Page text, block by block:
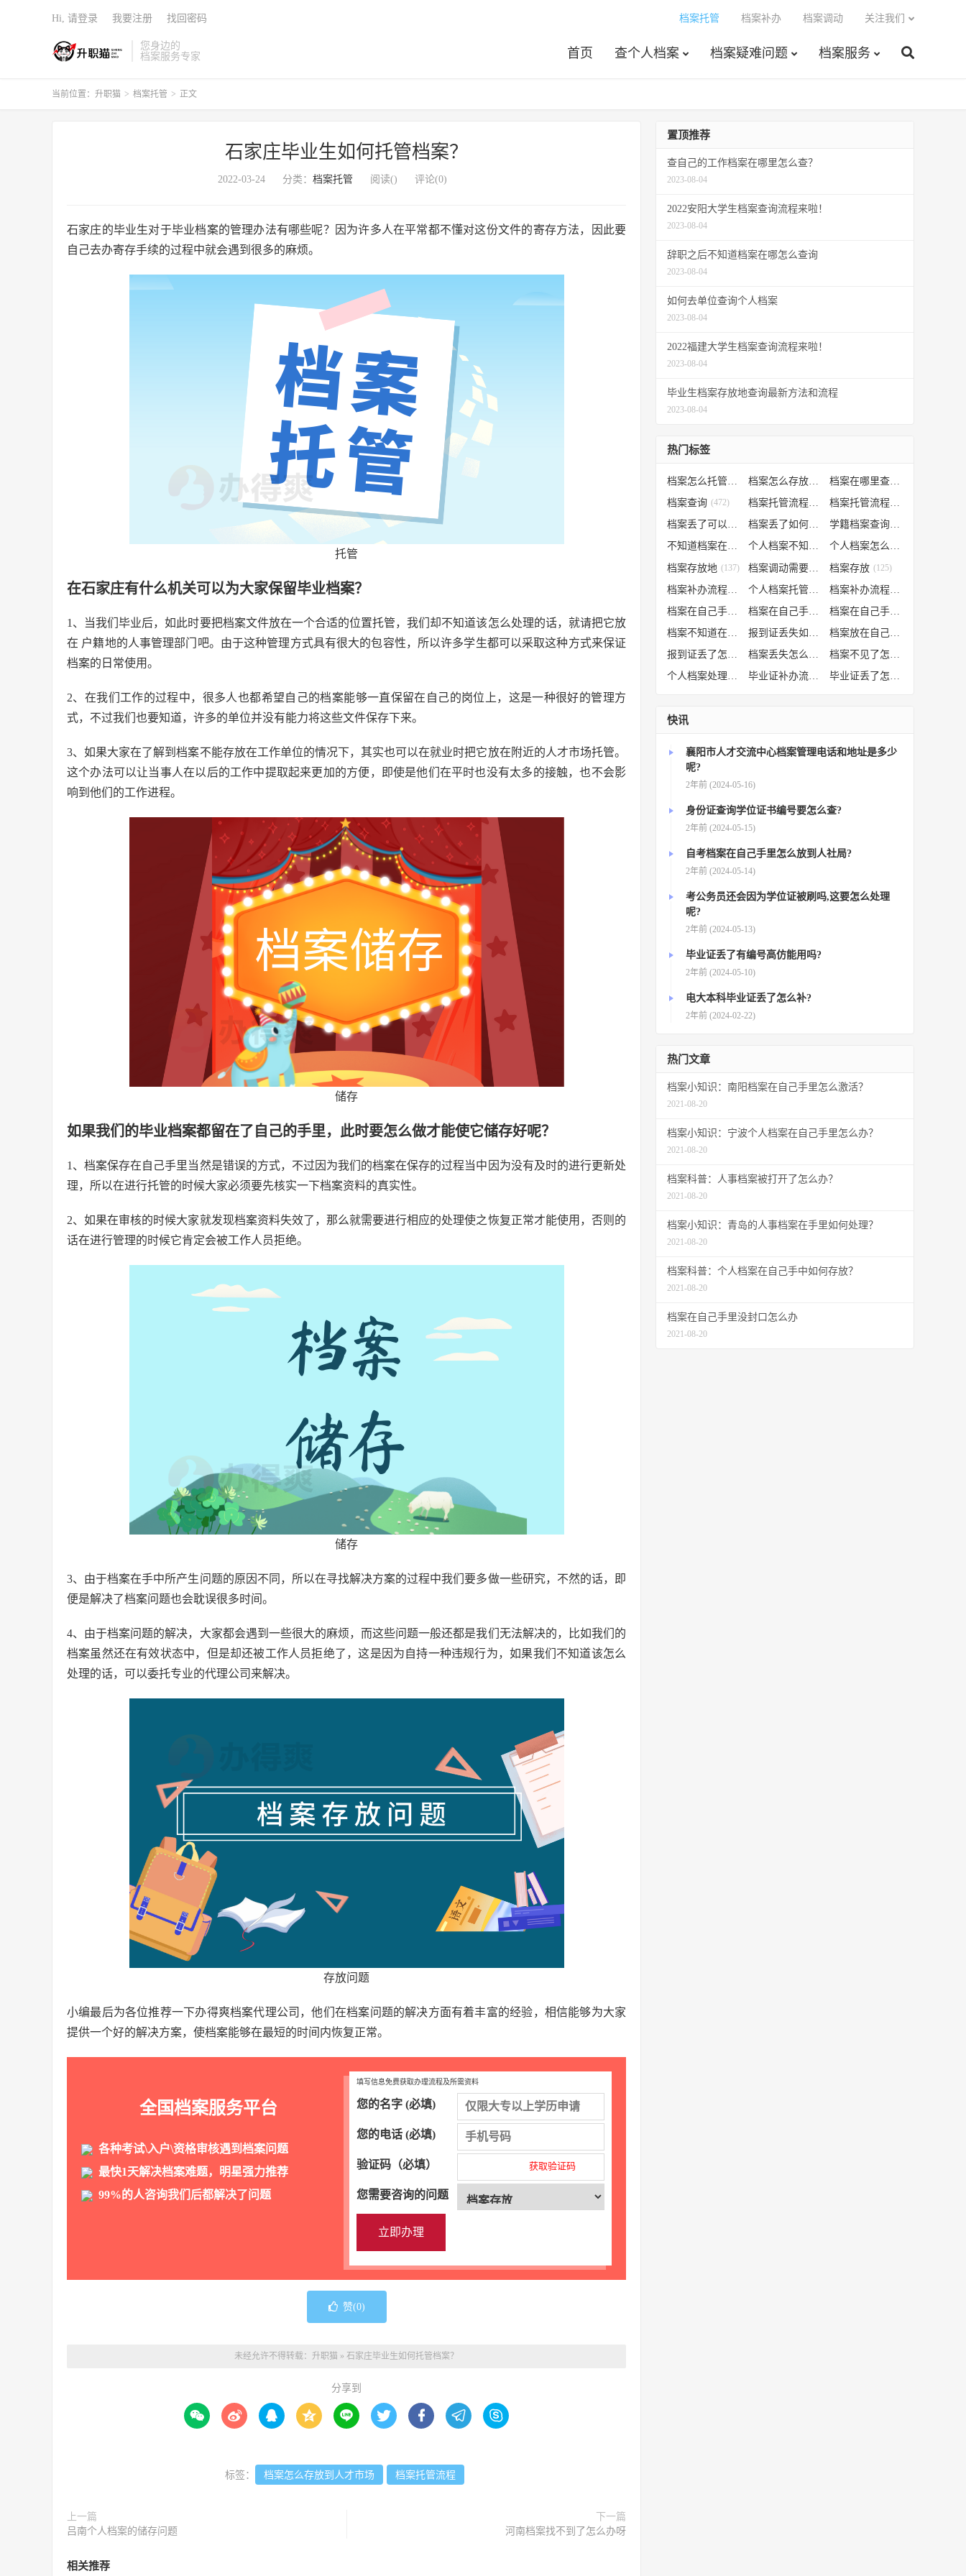
您身边的
档案服务专家
首页 查个人档案 档案疑难问题 档案服务
档案托管 档案补办 档案调动 关注我们
Hi, 请登录 我要注册 找回密码
当前位置： 升职猫 > 档案托管 > 正文
石家庄毕业生如何托管档案？
2022-03-24 分类： 档案托管 阅读() 评论(0)
石家庄的毕业生对于毕业档案的管理办法有哪些呢？因为许多人在平常都不懂对这份文件的寄存方法，因此要
自己去办寄存手续的过程中就会遇到很多的麻烦。
托管
在石家庄有什么机关可以为大家保留毕业档案？
1、当我们毕业后，如此时要把档案文件放在一个合适的位置托管，我们却不知道该怎么处理的话，就请把它放
在 户籍地的人事管理部门吧。由于这种管理方式具有很大的包容性，所以许多学生都可以采取这种方式来保证
档案的日常使用。
2、在我们工作的过程中，很多人也都希望自己的档案能够一直保留在自己的岗位上，这是一种很好的管理方
式，不过我们也要知道，许多的单位并没有能力将这些文件保存下来。
3、如果大家在了解到档案不能存放在工作单位的情况下，其实也可以在就业时把它放在附近的人才市场托管。
这个办法可以让当事人在以后的工作中提取起来更加的方便，即使是他们在平时也没有太多的接触，也不会影
响到他们的工作进程。
储存
如果我们的毕业档案都留在了自己的手里，此时要怎么做才能使它储存好呢？
1、档案保存在自己手里当然是错误的方式，不过因为我们的档案在保存的过程当中因为没有及时的进行更新处
理，所以在进行托管的时候大家必须要先核实一下档案资料的真实性。
2、如果在审核的时候大家就发现档案资料失效了，那么就需要进行相应的处理使之恢复正常才能使用，否则的
话在进行管理的时候它肯定会被工作人员拒绝。
储存
3、由于档案在手中所产生问题的原因不同，所以在寻找解决方案的过程中我们要多做一些研究，不然的话，即
便是解决了档案问题也会耽误很多时间。
4、由于档案问题的解决，大家都会遇到一些很大的麻烦，而这些问题一般还都是我们无法解决的，比如我们的
档案虽然还在有效状态中，但是却还被工作人员拒绝了，这是因为自持一种违规行为，如果我们不知道该怎么
处理的话，可以委托专业的代理公司来解决。
存放问题
小编最后为各位推荐一下办得爽档案代理公司，他们在档案问题的解决方面有着丰富的经验，相信能够为大家
提供一个好的解决方案，使档案能够在最短的时间内恢复正常。
全国档案服务平台
各种考试\入户\资格审核遇到档案问题
最快1天解决档案难题，明星强力推荐
99%的人咨询我们后都解决了问题
填写信息免费获取办理流程及所需资料
您的名字 (必填)
您的电话 (必填)
验证码（必填） 获取验证码
您需要咨询的问题
赞(0)
未经允许不得转载： 升职猫 » 石家庄毕业生如何托管档案？
分享到
        
标签： 档案怎么存放到人才市场 档案托管流程
上一篇
吕南个人档案的储存问题
下一篇
河南档案找不到了怎么办呀
相关推荐
置顶推荐
查自己的工作档案在哪里怎么查？
2023-08-04
2022安阳大学生档案查询流程来啦！
2023-08-04
辞职之后不知道档案在哪怎么查询
2023-08-04
如何去单位查询个人档案
2023-08-04
2022福建大学生档案查询流程来啦！
2023-08-04
毕业生档案存放地查询最新方法和流程
2023-08-04
热门标签
档案怎么托管(807) 档案怎么存放到人才市场 (535) 档案在哪里查询
档案查询 (472) 档案托管流程(454) 档案托管流程
档案丢了可以补办吗 (371) 档案丢了如何补办 (301) 学籍档案查询
不知道档案在哪里 (240) 个人档案不知道在哪儿 (191) 个人档案怎么调动
档案存放地 (137) 档案调动需要什么手续 (130)
档案存放 (125)
(106) (102) 档案补办流程
(85) 档案在自己手里 (66) 档案在自己手里怎么处理
档案不知道在哪怎么办 (62) 报到证丢失如何补办 (54) 档案放在自己手上
报到证丢了怎么补办 (52) 档案丢失怎么补办 (51) 档案不见了怎么补办
个人档案处理方法 (38) 毕业证补办流程 (36) 毕业证丢了怎么办
快讯
襄阳市人才交流中心档案管理电话和地址是多少
呢?
2年前 (2024-05-16)
身份证查询学位证书编号要怎么查?
2年前 (2024-05-15)
自考档案在自己手里怎么放到人社局?
2年前 (2024-05-14)
考公务员还会因为学位证被刷吗,这要怎么处理
呢?
2年前 (2024-05-13)
毕业证丢了有编号高仿能用吗?
2年前 (2024-05-10)
电大本科毕业证丢了怎么补?
2年前 (2024-02-22)
热门文章
档案小知识：南阳档案在自己手里怎么激活？
2021-08-20
档案小知识：宁波个人档案在自己手里怎么办？
2021-08-20
档案科普：人事档案被打开了怎么办？
2021-08-20
档案小知识：青岛的人事档案在手里如何处理？
2021-08-20
档案科普：个人档案在自己手中如何存放？
2021-08-20
档案在自己手里没封口怎么办
2021-08-20